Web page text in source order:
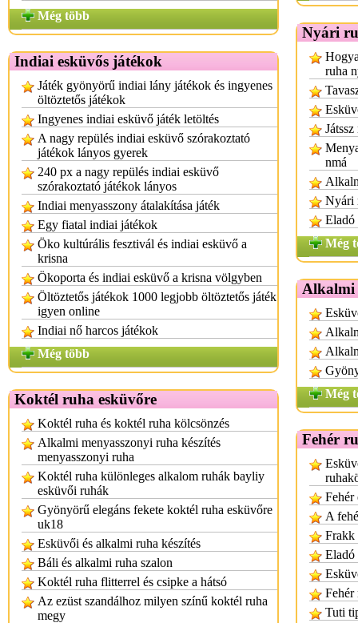
Még több
Indiai esküvős játékok
Játék gyönyörű indiai lány játékok és ingyenes
öltöztetős játékok
Ingyenes indiai esküvő játék letöltés
A nagy repülés indiai esküvő szórakoztató
játékok lányos gyerek
240 px a nagy repülés indiai esküvő
szórakoztató játékok lányos
Indiai menyasszony átalakítása játék
Egy fiatal indiai játékok
Öko kultúrális fesztivál és indiai esküvő a
krisna
Ökoporta és indiai esküvő a krisna völgyben
Öltöztetős játékok 1000 legjobb öltöztetős játék
igyen online
Indiai nő harcos játékok
Még több
Koktél ruha esküvőre
Koktél ruha és koktél ruha kölcsönzés
Alkalmi menyasszonyi ruha készítés
menyasszonyi ruha
Koktél ruha különleges alkalom ruhák bayliy
esküvői ruhák
Gyönyörű elegáns fekete koktél ruha esküvőre
uk18
Esküvői és alkalmi ruha készítés
Báli és alkalmi ruha szalon
Koktél ruha flitterrel és csipke a hátsó
Az ezüst szandálhoz milyen színű koktél ruha
megy
Nyári
ruha
nmá
Nyári
Eladó
Még
Alkalmi
Még
Fehér
Fehér
A
Frakk
Eladó
Fehér
Tuti